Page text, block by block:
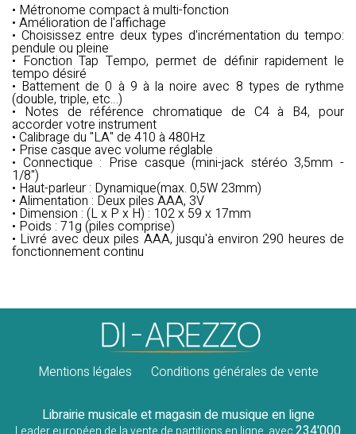
• Métronome compact à multi-fonction
• Amélioration de l'affichage
• Choisissez entre deux types d'incrémentation du tempo:
pendule ou pleine
• Fonction Tap Tempo, permet de définir rapidement le
tempo désiré
• Battement de 0 à 9 à la noire avec 8 types de rythme
(double, triple, etc…)
• Notes de référence chromatique de C4 à B4, pour
accorder votre instrument
• Calibrage du "LA" de 410 à 480Hz
• Prise casque avec volume réglable
• Connectique : Prise casque (mini-jack stéréo 3,5mm -
1/8")
• Haut-parleur : Dynamique(max. 0,5W 23mm)
• Alimentation : Deux piles AAA, 3V
• Dimension : (L x P x H) : 102 x 59 x 17mm
• Poids : 71g (piles comprise)
• Livré avec deux piles AAA, jusqu'à environ 290 heures de
fonctionnement continu
Mentions légales Conditions générales de vente
Librairie musicale et magasin de musique en ligne